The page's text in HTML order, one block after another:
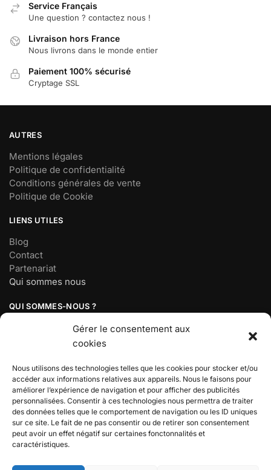
Gérer le consentement aux
cookies
Nous utilisons des technologies telles que les cookies pour stocker et/ou
accéder aux informations relatives aux appareils. Nous le faisons pour
améliorer l’expérience de navigation et pour afficher des publicités
personnalisées. Consentir à ces technologies nous permettra de traiter
des données telles que le comportement de navigation ou les ID uniques
sur ce site. Le fait de ne pas consentir ou de retirer son consentement
peut avoir un effet négatif sur certaines fonctonnalités et
caractéristiques.
Service Français
Une question ? contactez nous !
Livraison hors France
Nous livrons dans le monde entier
Paiement 100% sécurisé
Cryptage SSL
AUTRES
Mentions légales
Politique de confidentialité
Conditions générales de vente
Politique de Cookie
LIENS UTILES
Blog
Contact
Partenariat
Qui sommes nous
QUI SOMMES-NOUS ?
Société basée à Paris, France
contact@demonsalyer.fr
Lundi au vendredi : 9h30 – 17h30
BOUTIQUE DEMON SLAYER
Découvrez l’univers de Demon Slayer, votre boutique
dédiée aux produits inspirés de votre manga préféré !
DEMON SLAYER 2024© – BOUTIQUE SPÉCIALISÉE DEMON